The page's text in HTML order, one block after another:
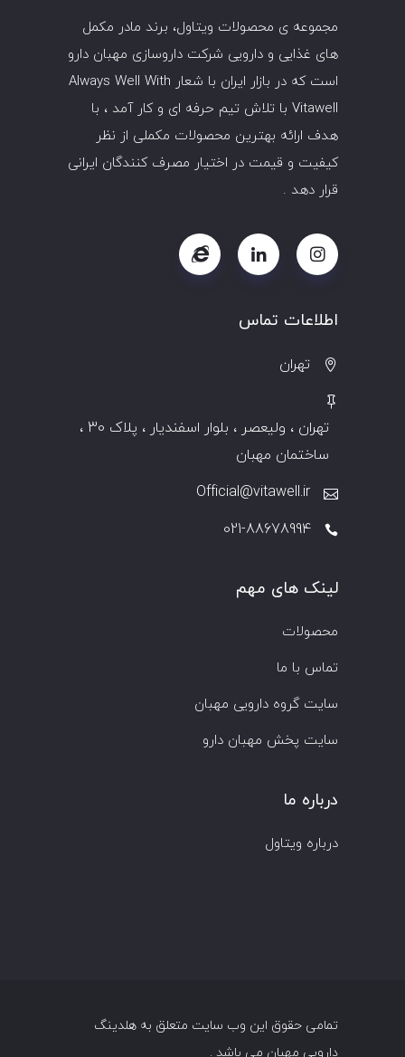
مجموعه ی محصولات ویتاول، برند مادر مکمل
های غذایی و دارویی شرکت داروسازی مهبان دارو
است که در بازار ایران با شعار Always Well With
Vitawell با تلاش تیم حرفه ای و کار آمد ، با
هدف ارائه بهترین محصولات مکملی از نظر
کیفیت و قیمت در اختیار مصرف کنندگان ایرانی
قرار دهد .
اطلاعات تماس
تهران
تهران ، ولیعصر ، بلوار اسفندیار ، پلاک 30 ،
ساختمان مهبان
Official@vitawell.ir
021-88678994
لینک های مهم
محصولات
تماس با ما
سایت گروه دارویی مهبان
سایت پخش مهبان دارو
درباره ما
درباره ویتاول
تمامی حقوق این وب سایت متعلق به هلدینگ
دارویی مهبان می باشد .